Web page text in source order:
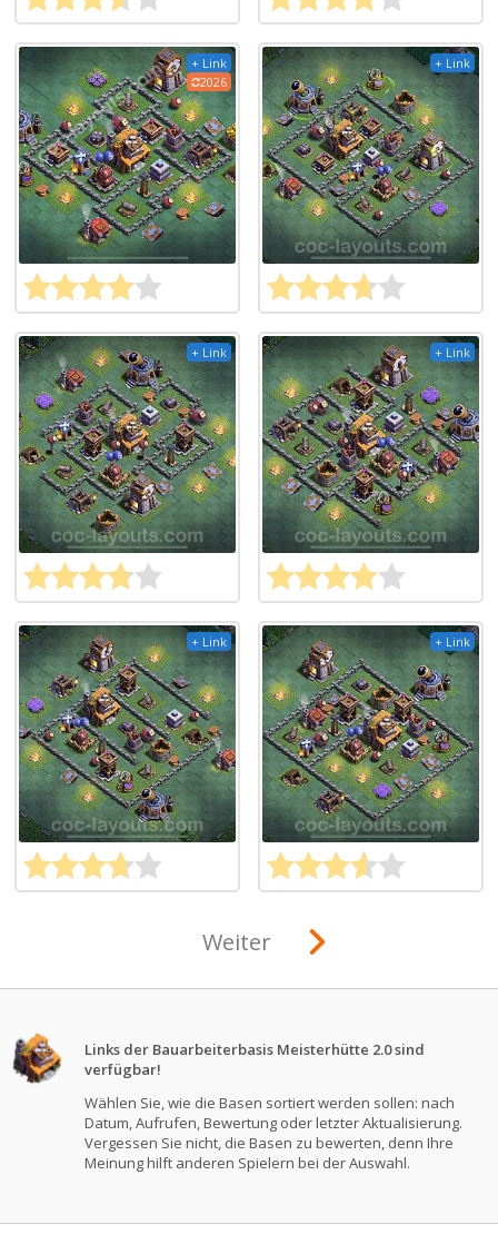
+ Link
2026
+ Link
+ Link + Link
+ Link + Link
Weiter
Links der Bauarbeiterbasis Meisterhütte 2.0 sind
verfügbar!
Wählen Sie, wie die Basen sortiert werden sollen: nach
Datum, Aufrufen, Bewertung oder letzter Aktualisierung.
Vergessen Sie nicht, die Basen zu bewerten, denn Ihre
Meinung hilft anderen Spielern bei der Auswahl.